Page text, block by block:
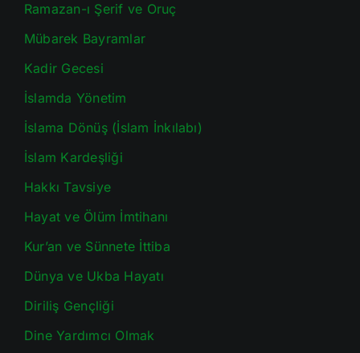
Ramazan-ı Şerif ve Oruç
Mübarek Bayramlar
Kadir Gecesi
İslamda Yönetim
İslama Dönüş (İslam İnkılabı)
İslam Kardeşliği
Hakkı Tavsiye
Hayat ve Ölüm İmtihanı
Kur’an ve Sünnete İttiba
Dünya ve Ukba Hayatı
Diriliş Gençliği
Dine Yardımcı Olmak